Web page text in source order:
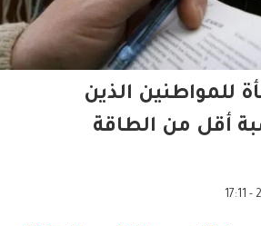
للمواطنين الذين
أقل من الطاقة